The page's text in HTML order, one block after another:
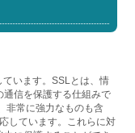
います。SSLとは、情
通信を保護する仕組みで
非常に強力なものも含
しています。これらに対